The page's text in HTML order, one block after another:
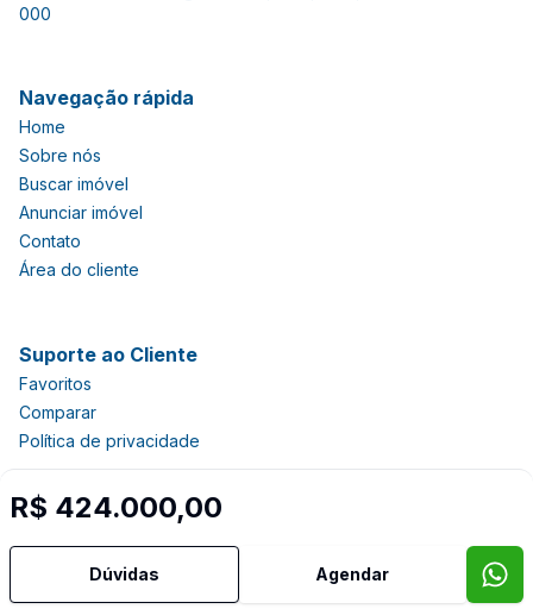
R$ 424.000,00
Dúvidas Agendar
000
Navegação rápida
Home
Sobre nós
Buscar imóvel
Anunciar imóvel
Contato
Área do cliente
Suporte ao Cliente
Favoritos
Comparar
Política de privacidade
Selo de Tecnologia Loft